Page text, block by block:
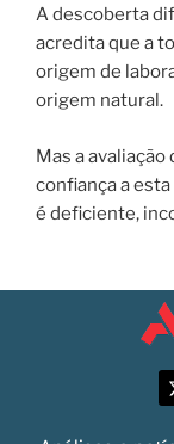
A descoberta
acredita que a
origem de
origem natural.
Mas a
confiança a
é deficiente,